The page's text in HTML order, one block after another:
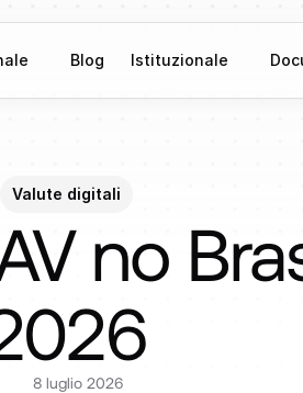
Istituzionale
Blog
Valute digitali
no
8 luglio 2026